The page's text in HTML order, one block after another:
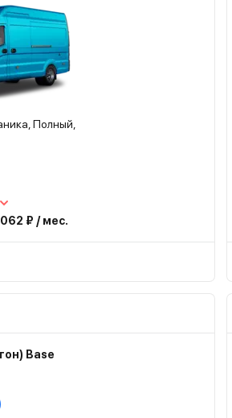
Полный,
₽ / мес.
Base